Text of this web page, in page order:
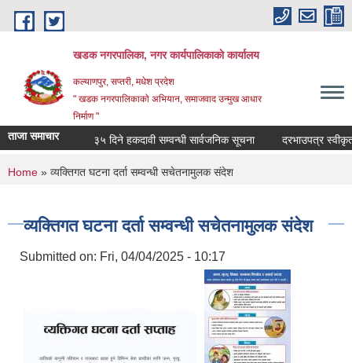
Skip to main content
खडक नगरपालिका, नगर कार्यपालिकाकाे कार्यालय
कल्याणपुर, सप्तरी, मधेश प्रदेश
" खडक नगरपालिकाको अभियान, समाजवाद उन्मुख आधार
निर्माण "
ताजा समाचार ३५ दिने हकदावी सम्वन्धी सार्वजनिक सूचना दरभाउपत्र स्वीकृत
You are here
Home » व्यक्तिगत घटना दर्ता सम्वन्धी सचेतनामुलक संदेश
व्यक्तिगत घटना दर्ता सम्वन्धी सचेतनामुलक संदेश
Submitted on: Fri, 04/04/2025 - 10:17